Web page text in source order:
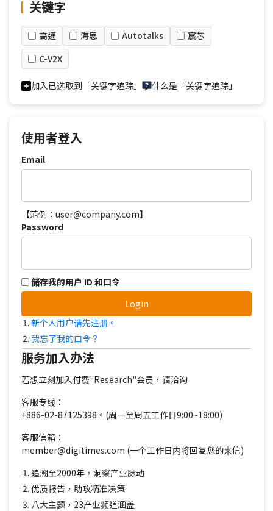
关键字
高通 海思 Autotalks
宸芯
C-V2X
加入已选取到「关键字追踪」 什么是「关键字追踪」
使用者登入
Email
【范例：user@company.com】
Password
储存我的用户 ID 和口令
Login
新个人用户请先注册。
我忘了我的口令？
服务加入办法
若想立刻加入付费"Research"会员，请洽询
客服专线：
+886-02-87125398。(周一至周五工作日9:00~18:00)
客服信箱：
member@digitimes.com (一个工作日内将回复您的来信)
追溯至2000年，洞察产业脉动
优质报告，助攻精准决策
八大主题，23产业频道涵盖